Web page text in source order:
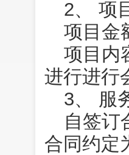
2、 项
项目金
项目内
进行进行
3、 服
自签订
合同约定